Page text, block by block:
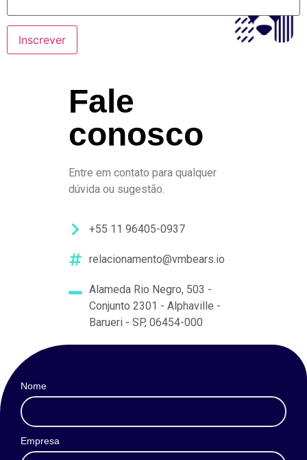
Fale
conosco
Entre em contato para qualquer
dúvida ou sugestão.
+55 11 96405-0937
relacionamento@vmbears.io
Alameda Rio Negro, 503 -
Conjunto 2301 - Alphaville -
Barueri - SP, 06454-000
Nome
Empresa